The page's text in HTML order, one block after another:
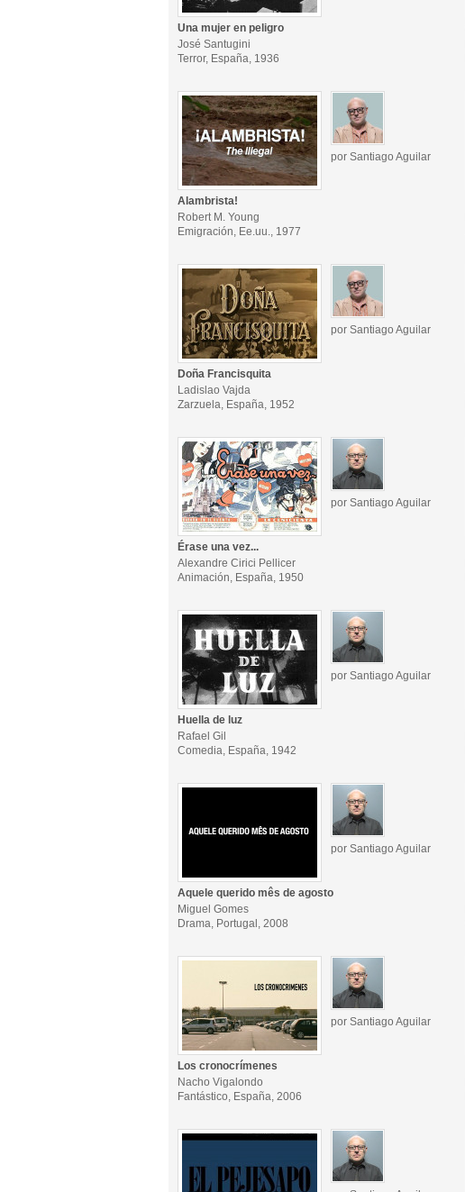
Una mujer en peligro
José Santugini
Terror, España, 1936
por Santiago Aguilar
Alambrista!
Robert M. Young
Emigración, Ee.uu., 1977
por Santiago Aguilar
Doña Francisquita
Ladislao Vajda
Zarzuela, España, 1952
por Santiago Aguilar
Érase una vez...
Alexandre Cirici Pellicer
Animación, España, 1950
por Santiago Aguilar
Huella de luz
Rafael Gil
Comedia, España, 1942
por Santiago Aguilar
Aquele querido mês de agosto
Miguel Gomes
Drama, Portugal, 2008
por Santiago Aguilar
Los cronocrímenes
Nacho Vigalondo
Fantástico, España, 2006